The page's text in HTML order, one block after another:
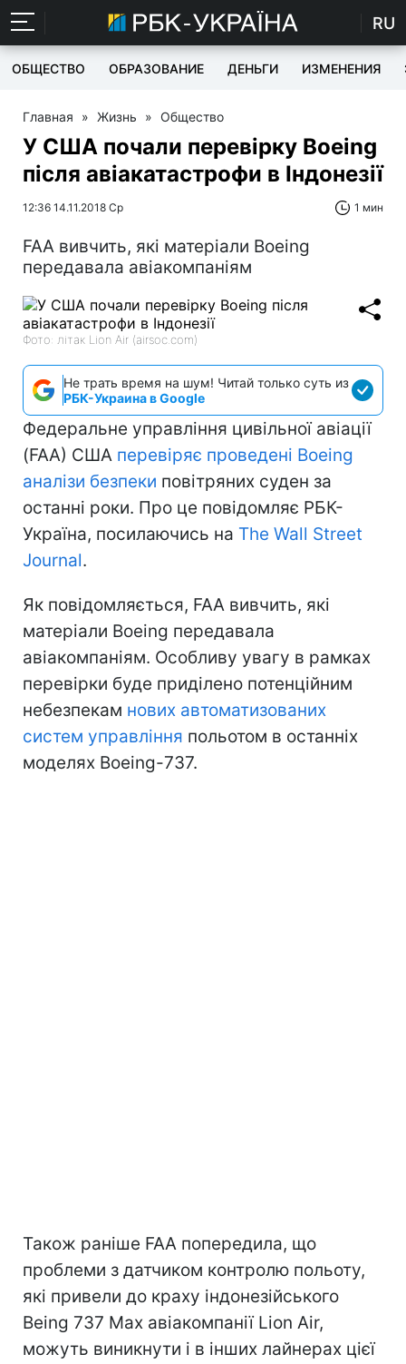
RU
ОБЩЕСТВО ОБРАЗОВАНИЕ ДЕНЬГИ ИЗМЕНЕНИЯ
Главная » Жизнь » Общество
У США почали перевірку Boeing
після авіакатастрофи в Індонезії
12:36 14.11.2018 Ср 1 мин
FAA вивчить, які матеріали Boeing
передавала авіакомпаніям
Фото: літак Lion Air (airsoc.com)
Не трать время на шум! Читай только суть из
РБК-Украина в Google
Федеральне управління цивільної авіації
(FAA) США перевіряє проведені Boeing
аналізи безпеки повітряних суден за
останні роки. Про це повідомляє РБК-
Україна, посилаючись на The Wall Street
Journal.
Як повідомляється, FAA вивчить, які
матеріали Boeing передавала
авіакомпаніям. Особливу увагу в рамках
перевірки буде приділено потенційним
небезпекам нових автоматизованих
систем управління польотом в останніх
моделях Boeing-737.
Також раніше FAA попередила, що
проблеми з датчиком контролю польоту,
які привели до краху індонезійського
Being 737 Max авіакомпанії Lion Air,
можуть виникнути і в інших лайнерах цієї